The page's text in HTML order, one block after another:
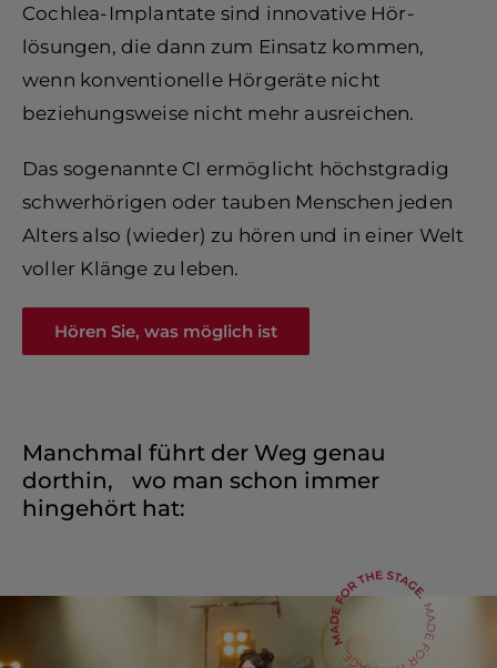
Cochlea-Implantate sind innovative Hör-
lösungen, die dann zum Einsatz kommen,
wenn konventionelle Hörgeräte nicht
beziehungsweise nicht mehr ausreichen.
Das sogenannte CI ermöglicht höchstgradig
schwerhörigen oder tauben Menschen jeden
Alters also (wieder) zu hören und in einer Welt
voller Klänge zu leben.
Hören Sie, was möglich ist
Manchmal führt der Weg genau
dorthin, wo man schon immer
hingehört hat: